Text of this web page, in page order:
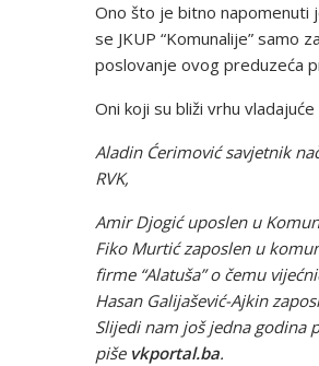
Ono što je bitno napomenuti
se JKUP “Komunalije” samo
poslovanje ovog preduzeća
Oni koji su bliži vrhu
Aladin Ćerimović savjetnik
RVK,
Amir Djogić uposlen u
Fiko Murtić zaposlen u
firme “Alatuša” o čemu
Hasan Galijašević-Ajkin
Slijedi nam još jedna godina
piše vkportal.ba.